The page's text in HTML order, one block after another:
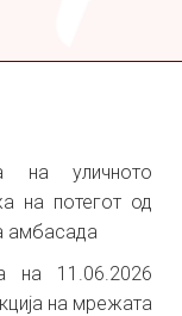
на уличното
на потегот од
амбасада
на 11.06.2026
на мрежата